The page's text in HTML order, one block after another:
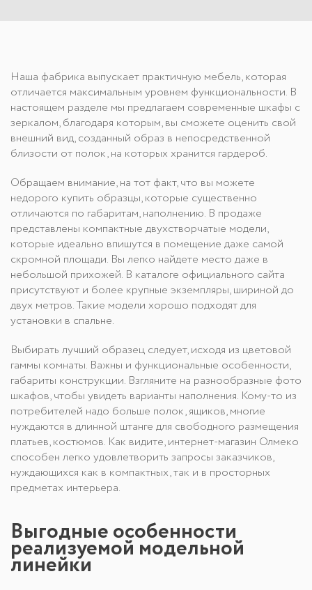
Наша фабрика выпускает практичную мебель, которая
отличается максимальным уровнем функциональности. В
настоящем разделе мы предлагаем современные шкафы с
зеркалом, благодаря которым, вы сможете оценить свой
внешний вид, созданный образ в непосредственной
близости от полок, на которых хранится гардероб.
Обращаем внимание, на тот факт, что вы можете
недорого купить образцы, которые существенно
отличаются по габаритам, наполнению. В продаже
представлены компактные двухстворчатые модели,
которые идеально впишутся в помещение даже самой
скромной площади. Вы легко найдете место даже в
небольшой прихожей. В каталоге официального сайта
присутствуют и более крупные экземпляры, шириной до
двух метров. Такие модели хорошо подходят для
установки в спальне.
Выбирать лучший образец следует, исходя из цветовой
гаммы комнаты. Важны и функциональные особенности,
габариты конструкции. Взгляните на разнообразные фото
шкафов, чтобы увидеть варианты наполнения. Кому-то из
потребителей надо больше полок, ящиков, многие
нуждаются в длинной штанге для свободного размещения
платьев, костюмов. Как видите, интернет-магазин Олмеко
способен легко удовлетворить запросы заказчиков,
нуждающихся как в компактных, так и в просторных
предметах интерьера.
Выгодные особенности
реализуемой модельной
линейки